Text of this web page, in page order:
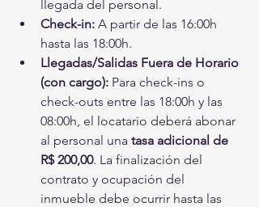
llegada del personal.
Check-in: A partir de las 16:00h
hasta las 18:00h.
Llegadas/Salidas Fuera de Horario
(con cargo): Para check-ins o
check-outs entre las 18:00h y las
08:00h, el locatario deberá abonar
al personal una tasa adicional de
R$ 200,00. La finalización del
contrato y ocupación del
inmueble debe ocurrir hasta las